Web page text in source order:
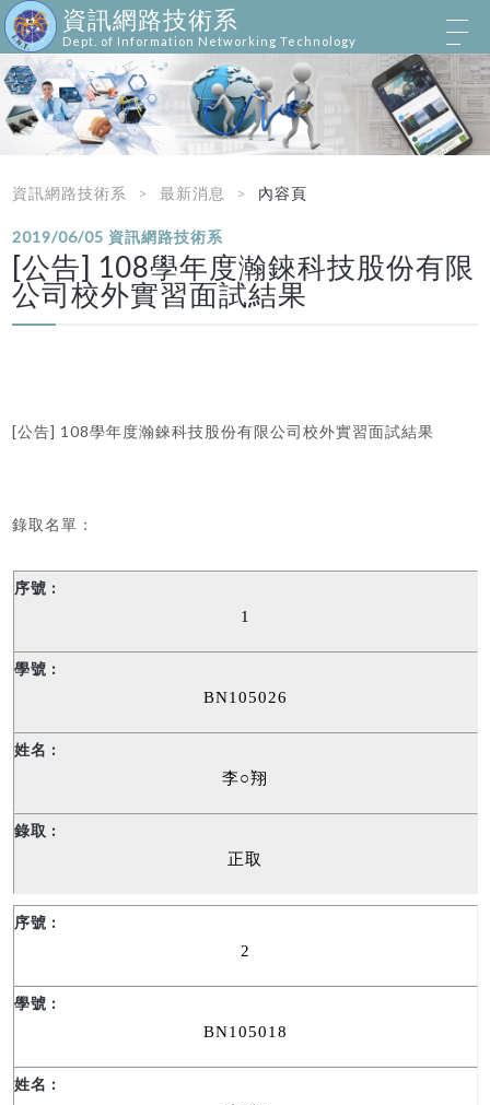
資訊網路技術系
Dept. of Information Networking Technology
資訊網路技術系 最新消息 內容頁
2019/06/05 資訊網路技術系
[公告] 108學年度瀚錸科技股份有限
公司校外實習面試結果
[公告] 108學年度瀚錸科技股份有限公司校外實習面試結果
錄取名單：
1
BN105026
李○翔
正取
2
BN105018